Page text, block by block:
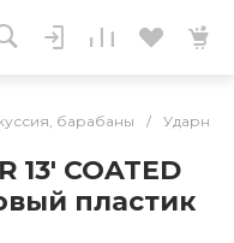
барабаны / Ударные
13' COATED
пластик